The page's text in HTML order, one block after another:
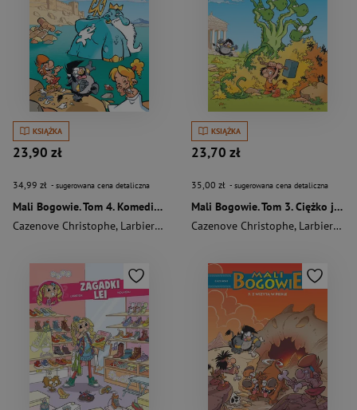
KSIĄŻKA
23,90 zł
34,99 zł - sugerowana cena detaliczna
Mali Bogowie. Tom 4. Komedia Posejdona
Cazenove Christophe, Larbier Philippe
KSIĄŻKA
23,70 zł
35,00 zł - sugerowana cena detaliczna
Mali Bogowie. Tom 3. Ciężko jest być bogiem
Cazenove Christophe, Larbier Philippe